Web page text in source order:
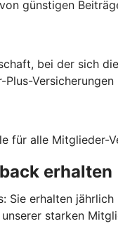
günstigen
bei der sich
für alle Mitglieder-
erhalten
Sie erhalten
starken